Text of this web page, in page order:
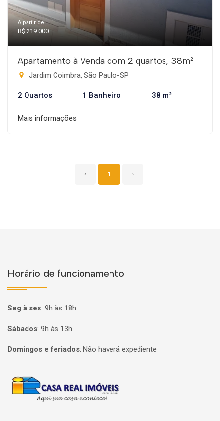
A partir de:
R$ 219.000
Apartamento à Venda com 2 quartos, 38m²
Jardim Coimbra, São Paulo-SP
2 Quartos 1 Banheiro 38 m²
Mais informações
‹ 1 ›
Horário de funcionamento
Seg à sex: 9h às 18h
Sábados: 9h às 13h
Domingos e feriados: Não haverá expediente
Página inicial